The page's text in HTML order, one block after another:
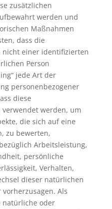
zusätzlichen
werden und
Maßnahmen
dass die
nicht einer identifizierten
Person
jede Art der
personenbezogener
diese
verwendet werden, um
die sich auf eine
zu bewerten,
Arbeitsleistung,
persönliche
Verhalten,
dieser natürlichen
Als
natürliche oder